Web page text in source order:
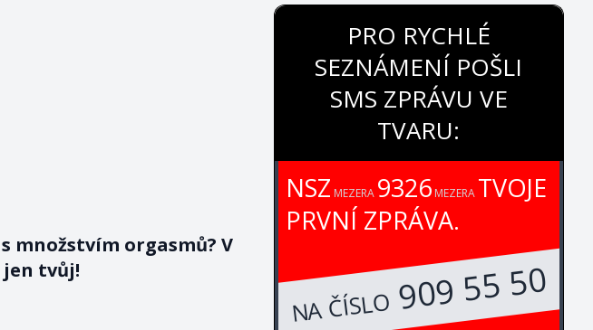
množstvím orgasmů? V
jen tvůj!
PRO RYCHLÉ
SEZNÁMENÍ POŠLI
SMS ZPRÁVU VE
TVARU:
NSZ MEZERA 9326MEZERA TVOJE
PRVNÍ ZPRÁVA.
NA ČÍSLO909 55 50